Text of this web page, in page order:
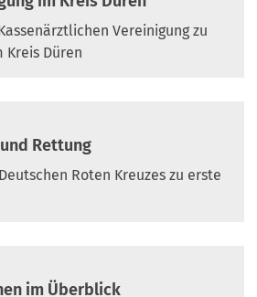
Vereinigung zu
Düren
Rettung
Roten Kreuzes zu erste
im Überblick